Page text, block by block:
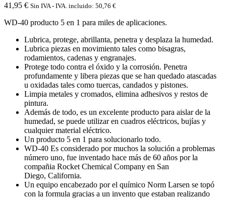
41,95 € Sin IVA - IVA. incluido: 50,76 €
WD-40 producto 5 en 1 para miles de aplicaciones.
Lubrica, protege, abrillanta, penetra y desplaza la humedad.
Lubrica piezas en movimiento tales como bisagras,
rodamientos, cadenas y engranajes.
Protege todo contra el óxido y la corrosión. Penetra
profundamente y libera piezas que se han quedado atascadas
u oxidadas tales como tuercas, candados y pistones.
Limpia metales y cromados, elimina adhesivos y restos de
pintura.
Además de todo, es un excelente producto para aislar de la
humedad, se puede utilizar en cuadros eléctricos, bujías y
cualquier material eléctrico.
Un producto 5 en 1 para solucionarlo todo.
WD-40 Es considerado por muchos la solución a problemas
número uno, fue inventado hace más de 60 años por la
compañia Rocket Chemical Company en San
Diego, California.
Un equipo encabezado por el químico Norm Larsen se topó
con la formula gracias a un invento que estaban realizando